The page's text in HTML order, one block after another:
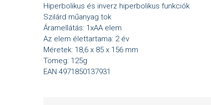
Hiperbolikus és inverz hiperbolikus funkciók
Szilárd műanyag tok
Áramellátás: 1xAA elem
Az elem élettartama: 2 év
Méretek: 18,6 x 85 x 156 mm
Tömeg: 125g
EAN 4971850137931